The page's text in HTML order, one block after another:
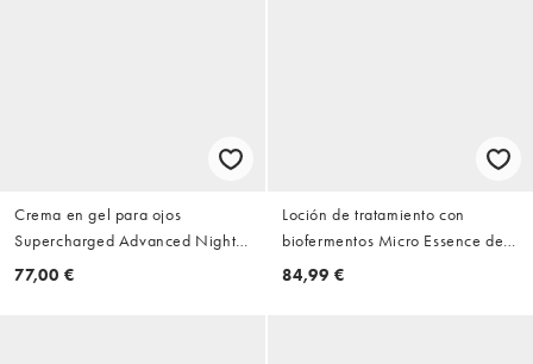
Crema en gel para ojos
Supercharged Advanced Night
Repair de 15 ml de Estée Lauder
77,00 €
Loción de tratamiento con
biofermentos Micro Essence de
100 ml de Estée Lauder
84,99 €